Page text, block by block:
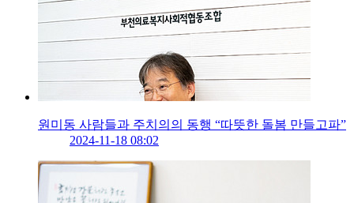
원미동 사람들과 주치의의 동행 “따뜻한 돌봄 만들고파”
2024-11-18 08:02